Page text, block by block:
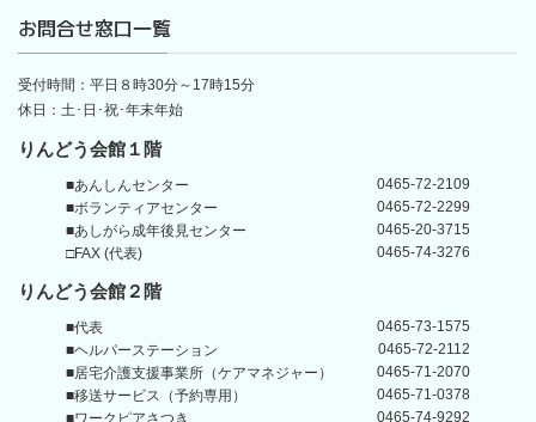
お問合せ窓口一覧
受付時間：平日８時30分～17時15分
休日：土･日･祝･年末年始
りんどう会館１階
■あんしんセンター
0465-72-2109
■ボランティアセンター
0465-72-2299
■あしがら成年後見センター
0465-20-3715
□FAX (代表)
0465-74-3276
りんどう会館 ２階
■代表
0465-73-1575
■ヘルパーステーション
0465-72-2112
■居宅介護支援事業所 （ケアマネジャー）
0465-71-2070
■移送サービス（予約専用）
0465-71-0378
■ワークピアさつき
0465-74-9292